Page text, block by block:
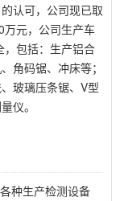
认可，公司现已取
元，公司生产车
，包括：生产铝合
角码锯、冲床等；
玻璃压条锯、V型
仪。
种生产检测设备